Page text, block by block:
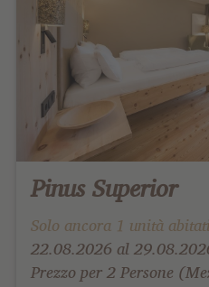
Pinus Superior
Solo ancora 1 unità
22.08.2026 al
Prezzo per 2 Persone